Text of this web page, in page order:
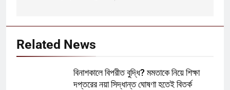
Related News
বিনাশকালে বিপরীত বুদ্ধি? মমতাকে নিয়ে শিক্ষা
দপ্তরের নয়া সিদ্ধান্ত ঘোষণা হতেই বিতর্ক